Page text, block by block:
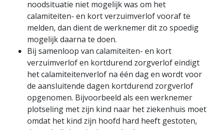
noodsituatie niet mogelijk was om het
calamiteiten- en kort verzuimverlof vooraf te
melden, dan dient de werknemer dit zo spoedig
mogelijk daarna te doen.
Bij samenloop van calamiteiten- en kort
verzuimverlof en kortdurend zorgverlof eindigt
het calamiteitenverlof na één dag en wordt voor
de aansluitende dagen kortdurend zorgverlof
opgenomen. Bijvoorbeeld als een werknemer
plotseling met zijn kind naar het ziekenhuis moet
omdat het kind zijn hoofd hard heeft gestoten,